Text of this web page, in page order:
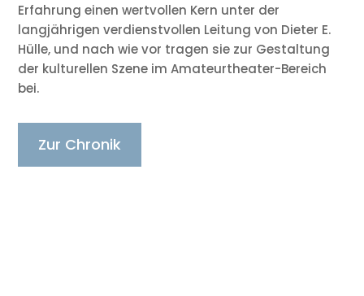
Erfahrung einen wertvollen Kern unter der
langjährigen verdienstvollen Leitung von Dieter E.
Hülle, und nach wie vor tragen sie zur Gestaltung
der kulturellen Szene im Amateurtheater-Bereich
bei.
Zur Chronik